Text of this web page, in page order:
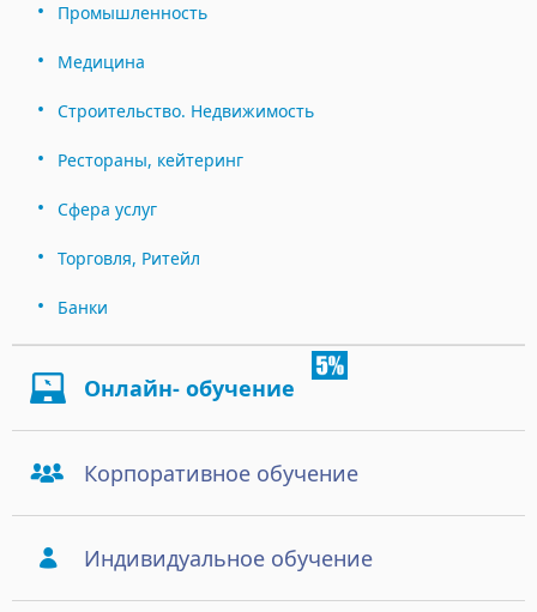
Промышленность
Медицина
Строительство. Недвижимость
Рестораны, кейтеринг
Сфера услуг
Торговля, Ритейл
Банки
Онлайн- обучение
Корпоративное обучение
Индивидуальное обучение